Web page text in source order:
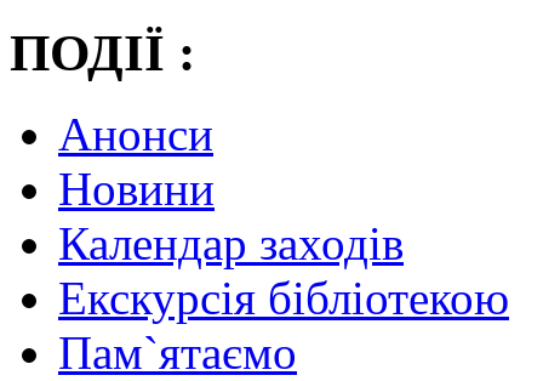
ПОДІЇ :
Анонси
Новини
Календар заходів
Екскурсія бібліотекою
Пам`ятаємо